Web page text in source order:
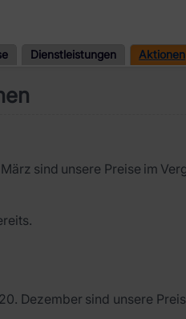
Dienstleistungen Aktionen
sind unsere Preise im
Dezember sind unsere